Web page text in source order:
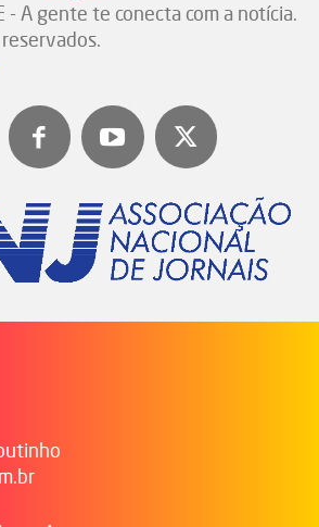
- A gente te conecta com a notícia.